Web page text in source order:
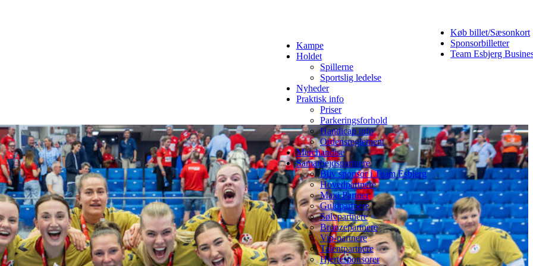
Køb billet/Sæsonkort
Sponsorbilletter
Team Esbjerg
Kampe
Holdet
Spillerne
Sportslig ledelse
Nyheder
Praktisk info
Priser
Parkeringsforhold
Handicap info
Ordensreglement
Merchandise
Samarbejdspartnere
Bliv sponsor i Team Esbjerg
Hovedpartnere
Maxi Partner
Guldpartnere
Sølvpartnere
Bronzepartnere
Vip-partnere
Talentpartnere
Hjertesponsorer